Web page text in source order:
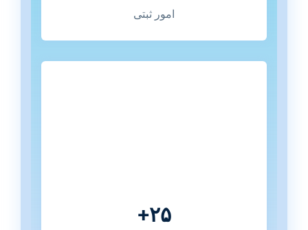
امور ثبتی
۲۵+